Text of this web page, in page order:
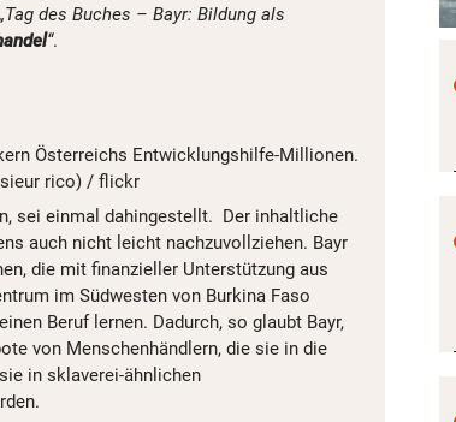
„Tag des Buches – Bayr: Bildung als
“.
Österreichs Entwicklungshilfe-Millionen.
rico) / flickr
sei einmal dahingestellt. Der inhaltliche
auch nicht leicht nachzuvollziehen. Bayr
die mit finanzieller Unterstützung aus
im Südwesten von Burkina Faso
Beruf lernen. Dadurch, so glaubt Bayr,
von Menschenhändlern, die sie in die
in sklaverei-ähnlichen